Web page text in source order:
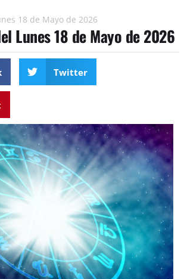
18 de Mayo de 2026
Lunes 18 de Mayo de 2026
Twitter